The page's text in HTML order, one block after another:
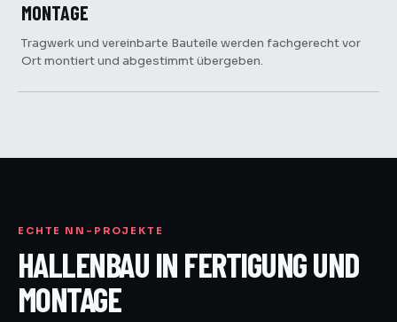
MONTAGE
Tragwerk und vereinbarte Bauteile werden fachgerecht vor
Ort montiert und abgestimmt übergeben.
ECHTE NN-PROJEKTE
HALLENBAU IN FERTIGUNG UND
MONTAGE